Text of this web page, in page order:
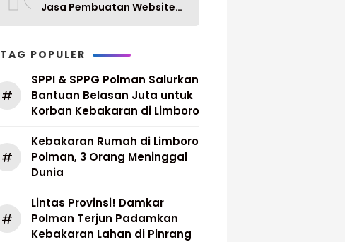
Jasa Pembuatan Website
TAG POPULER
#
SPPI & SPPG Polman Salurkan
Bantuan Belasan Juta untuk
Korban Kebakaran di Limboro
#
Kebakaran Rumah di Limboro
Polman, 3 Orang Meninggal
Dunia
#
Lintas Provinsi! Damkar
Polman Terjun Padamkan
Kebakaran Lahan di Pinrang